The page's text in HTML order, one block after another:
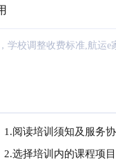
学校调整收费标准,航运
1.阅读培训须知及服务
2.选择培训内的课程项目